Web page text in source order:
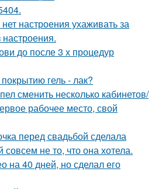
настроения ухаживать за
до после 3 х процедур
гель - лак?
сменить несколько кабинетов/
рабочее место, свой
перед свадьбой сделала
не то, что она хотела.
на 40 дней, но сделал его